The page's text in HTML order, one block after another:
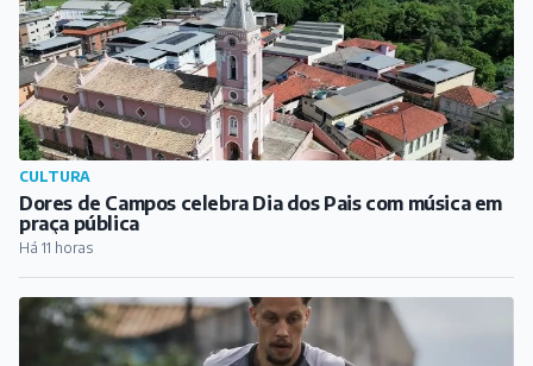
CULTURA
Dores de Campos celebra Dia dos Pais com música em
praça pública
Há 11 horas